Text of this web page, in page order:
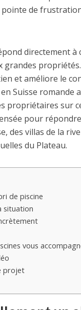
de
directement à
et améliore le
Suisse romande
propriétaires sur
pour
des villas de la
du Plateau.
de piscine
situation
vous
projet